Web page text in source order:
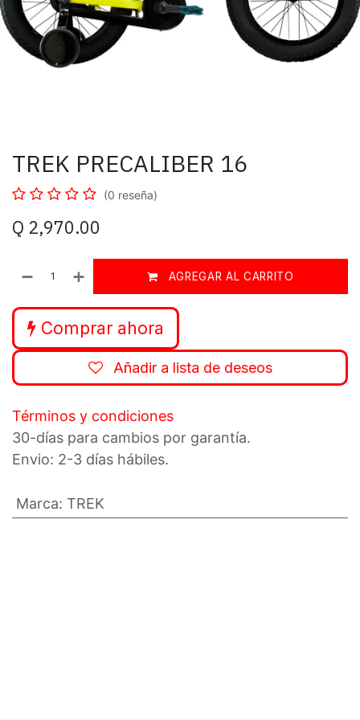
TREK PRECALIBER 16
(0 reseña)
Q 2,970.00
AGREGAR AL CARRITO
Comprar ahora
Añadir a lista de deseos
Términos y condiciones
30-días para cambios por garantía.
Envio: 2-3 días hábiles.
Marca: TREK